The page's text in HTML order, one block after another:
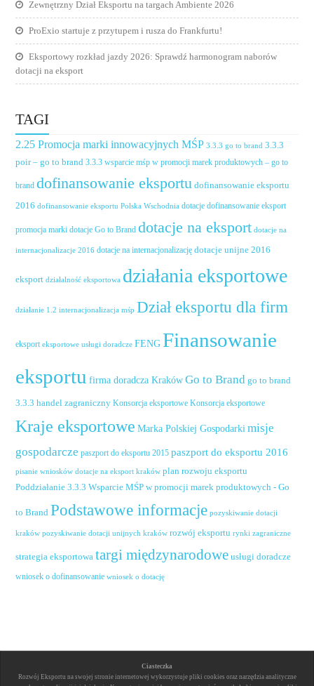
Zewnętrzny Dział Eksportu na targach Ambiente 2026
ProExio startuje z przytupem i rusza do Frankfurtu!
Eksportowy rozkład jazdy 2026: Sprawdź harmonogram naborów
dotacji na eksport
TAGI
2.25 Promocja marki innowacyjnych MŚP 3.3.3 go to brand 3.3.3
poir – go to brand 3.3.3 wsparcie mśp w promocji marek produktowych – go to
brand dofinansowanie eksportu dofinansowanie eksportu
2016 dofinansowanie eksportu Polska Wschodnia dotacje dofinansowanie eksport
promocja marki dotacje Go to Brand dotacje na eksport dotacje na
internacjonalizacje 2016 dotacje na internacjonalizację dotacje unijne 2016
eksport działalność eksportowa działania eksportowe
działanie 1.2 internacjonalizacja mśp Dział eksportu dla firm
eksport eksportowe usługi doradcze FENG Finansowanie
eksportu firma doradcza Kraków Go to Brand go to brand
3.3.3 handel zagraniczny Konsorcja eksportowe Konsorcja eksportowe
Kraje eksportowe Marka Polskiej Gospodarki misje
gospodarcze paszport do eksportu 2015 paszport do eksportu 2016
pisanie wniosków dotacje na eksport kraków plan rozwoju eksportu
Poddziałanie 3.3.3 Wsparcie MŚP w promocji marek produktowych - Go
to Brand Podstawowe informacje pozyskiwanie dotacji
kraków pozyskiwanie dotacji unijnych kraków rozwój eksportu rynki zagraniczne
strategia eksportowa targi międzynarodowe usługi doradcze
wniosek o dofinansowanie wniosek o dotację
Ciasteczka
Rozwój Eksportu na swojej stronie internetowej wykorzystuje pliki cookies oraz narzędzia analityczne